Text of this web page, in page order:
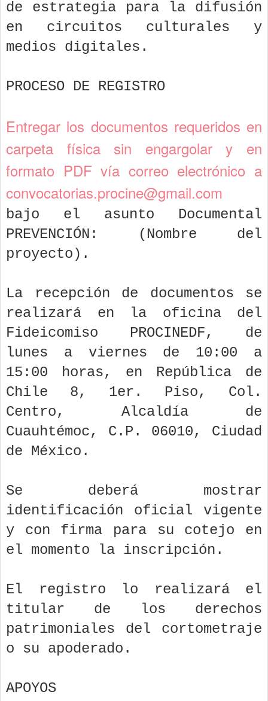
de estrategia para la difusión
en circuitos culturales y
medios digitales.
PROCESO DE REGISTRO
Entregar los documentos requeridos en
carpeta física sin engargolar y en
formato PDF vía correo electrónico a
convocatorias.procine@gmail.com
bajo el asunto Documental
PREVENCIÓN: (Nombre del
proyecto).
La recepción de documentos se
realizará en la oficina del
Fideicomiso PROCINEDF, de
lunes a viernes de 10:00 a
15:00 horas, en República de
Chile 8, 1er. Piso, Col.
Centro, Alcaldía de
Cuauhtémoc, C.P. 06010, Ciudad
de México.
Se deberá mostrar
identificación oficial vigente
y con firma para su cotejo en
el momento la inscripción.
El registro lo realizará el
titular de los derechos
patrimoniales del cortometraje
o su apoderado.
APOYOS